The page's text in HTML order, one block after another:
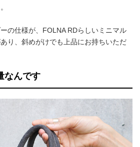
の仕様が、FOLNA RDらしいミニマル
り、斜めがけでも上品にお持ちいただ
なんです